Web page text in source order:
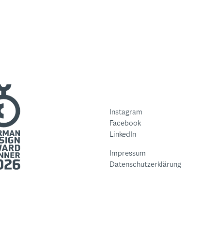
Instagram
Facebook
LinkedIn
Impressum
Datenschutzerklärung